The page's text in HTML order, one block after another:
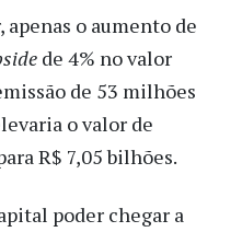
apenas o aumento de
de 4% no valor
de 53 milhões
o valor de
R$ 7,05 bilhões.
poder chegar a